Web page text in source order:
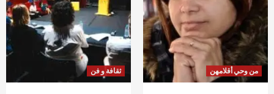
من وحي أقلامهن ثقافة و فن